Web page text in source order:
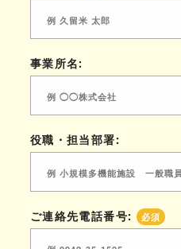
事業所名:
役職・担当部署:
ご連絡先電話番号: 必須